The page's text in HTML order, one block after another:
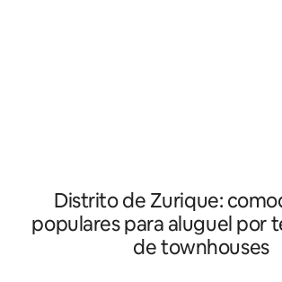
Distrito de Zurique:
populares para aluguel por
de townhouses